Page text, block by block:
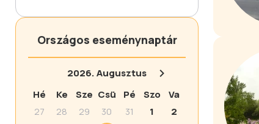
Országos eseménynaptár
2026.Augusztus
Hé
Ke Sze Csü Pé Szo
Va
27
28 29 30 31 1
2